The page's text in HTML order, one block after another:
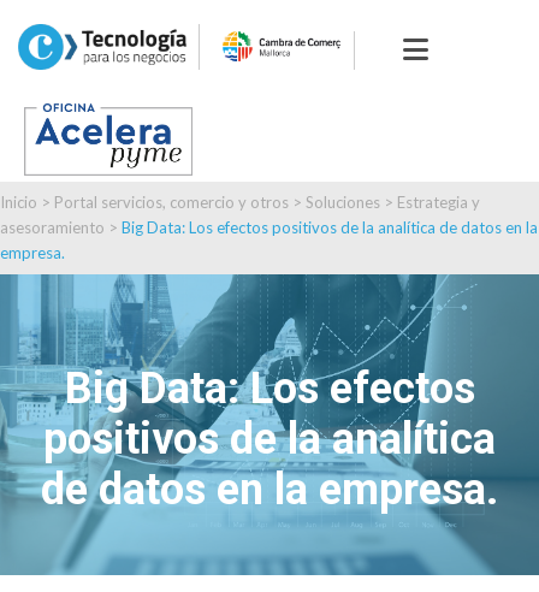
Inicio > Portal servicios, comercio y otros > Soluciones > Estrategia y
asesoramiento > Big Data: Los efectos positivos de la analítica de datos en la
empresa.
Big Data: Los efectos
positivos de la analítica
de datos en la empresa.